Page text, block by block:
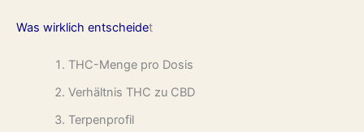
Was wirklich entscheidet
THC-Menge pro Dosis
Verhältnis THC zu CBD
Terpenprofil